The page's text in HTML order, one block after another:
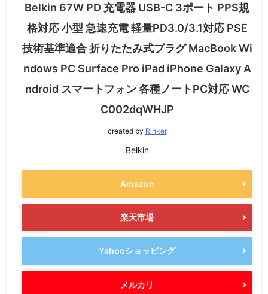
Belkin 67W PD 充電器 USB-C 3ポート PPS規
格対応 小型 急速充電 軽量PD3.0/3.1対応 PSE
技術基準適合 折りたたみ式プラグ MacBook Wi
ndows PC Surface Pro iPad iPhone Galaxy A
ndroid スマートフォン 各種ノートPC対応 WC
C002dqWHJP
created by Rinker
Belkin
Amazon
楽天市場
Yahooショッピング
メルカリ